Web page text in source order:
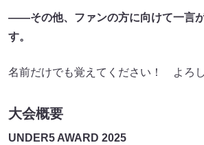
――その他、ファンの方に向けて一言
す。
名前だけでも覚えてください！ よろ
大会概要
UNDER5 AWARD 2025